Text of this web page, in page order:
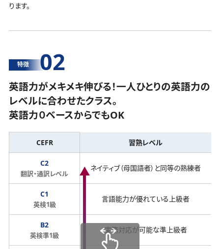
ります。
特徴 02
英語力がメキメキ伸びる！一人ひとりの英語力の
レベルに合わせたクラス。
英語力０ベースからでもOK
CEFR 習熟レベル
C2
翻訳・通訳レベル
ネイティブ（母国語者）と同等の熟練者
C1
英検1級
言語能力が優れている上級者
B2
英検準1級
実務対応が可能な準上級者